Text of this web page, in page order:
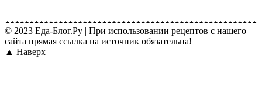
© 2023 Еда-Блог.Ру | При использовании рецептов с нашего
сайта прямая ссылка на источник обязательна!
▲ Наверх